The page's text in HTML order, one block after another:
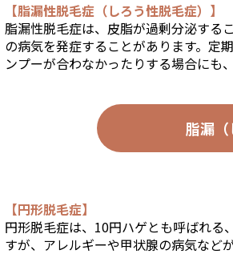
【脂漏性脱毛症（しろう性脱毛症）】
脂漏性脱毛症は、皮脂が過剰分泌する
の病気を発症することがあります。定
ンプーが合わなかったりする場合にも
脂漏
【円形脱毛症】
円形脱毛症は、10円ハゲとも呼ばれる
すが、アレルギーや甲状腺の病気など